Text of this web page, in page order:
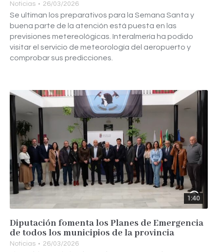
Noticias 26/03/2026
Se ultiman los preparativos para la Semana Santa y
buena parte de la atención está puesta en las
previsiones metereológicas. Interalmería ha podido
visitar el servicio de meteorología del aeropuerto y
comprobar sus predicciones.
1:40
Diputación fomenta los Planes de Emergencia
de todos los municipios de la provincia
Noticias 26/03/2026